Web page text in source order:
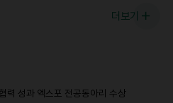
력 성과 엑스포 전공동아리 수상
더보기